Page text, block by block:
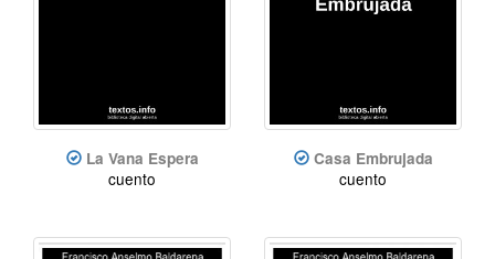
La Vana Espera
cuento
Casa Embrujada
cuento